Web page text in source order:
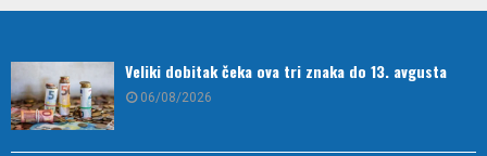
Veliki dobitak čeka ova tri znaka do 13. avgusta
06/08/2026